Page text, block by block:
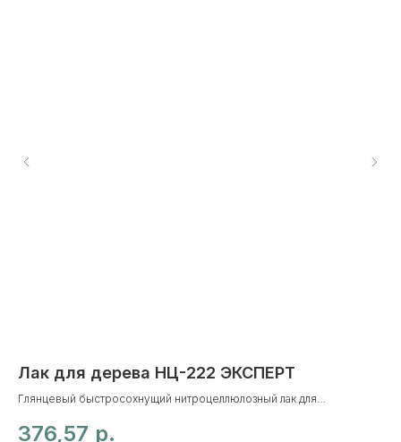
Лак для дерева НЦ-222 ЭКСПЕРТ
Глянцевый быстросохнущий нитроцеллюлозный лак для
деревянных изделий и элементов интерьера, стеновых панелей,
376,57 р.